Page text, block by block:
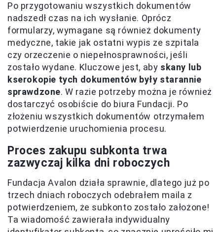
Po przygotowaniu wszystkich dokumentów
nadszedł czas na ich wysłanie. Oprócz
formularzy, wymagane są również dokumenty
medyczne, takie jak ostatni wypis ze szpitala
czy orzeczenie o niepełnosprawności, jeśli
zostało wydane. Kluczowe jest, aby skany lub
kserokopie tych dokumentów były starannie
sprawdzone. W razie potrzeby można je również
dostarczyć osobiście do biura Fundacji. Po
złożeniu wszystkich dokumentów otrzymałem
potwierdzenie uruchomienia procesu.
Proces zakupu subkonta trwa
zazwyczaj kilka dni roboczych
Fundacja Avalon działa sprawnie, dlatego już po
trzech dniach roboczych odebrałem maila z
potwierdzeniem, że subkonto zostało założone!
Ta wiadomość zawierała indywidualny